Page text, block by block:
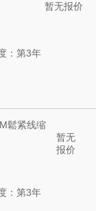
暂无报价
：第3年
鬆紧线缩
暂无
报价
：第3年